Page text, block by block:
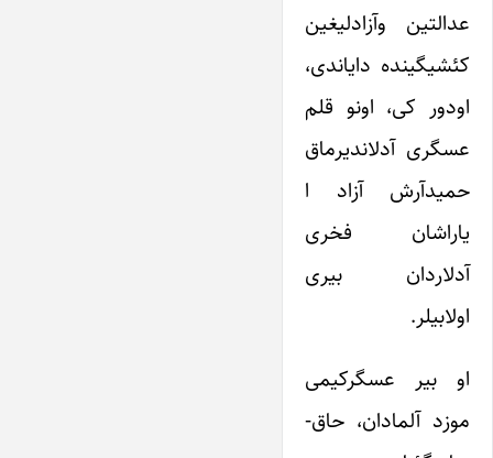
عدالتین وآزادلیغین
کئشیگینده دایاندی،
اودور کی، اونو قلم
عسگری آدلاندیرماق
حمیدآرش آزاد ا
یاراشان فخری
آدلاردان بیری
اولابیلر.
او بیر عسگرکیمی
موزد آلمادان، حاق-